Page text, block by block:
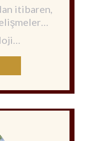
itibaren,